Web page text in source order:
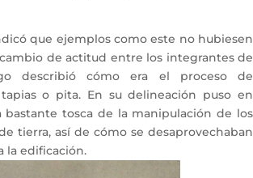
que ejemplos como este no hubiesen
de actitud entre los integrantes de
describió cómo era el proceso de
o pita. En su delineación puso en
bastante tosca de la manipulación de los
tierra, así de cómo se desaprovechaban
la edificación.